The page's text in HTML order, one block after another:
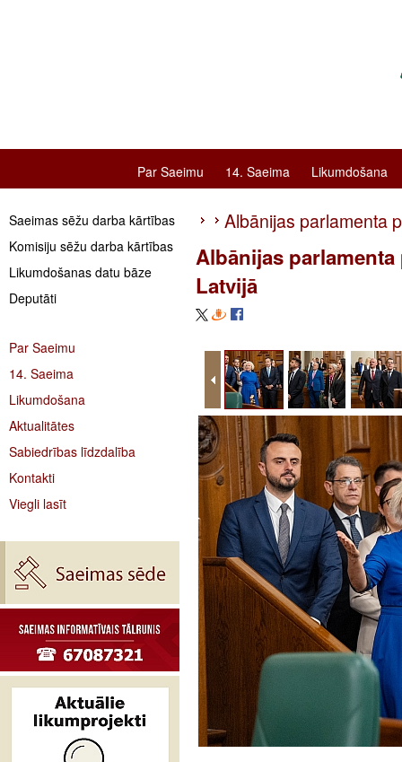
Par Saeimu 14. Saeima Likumdošana
Saeimas sēžu darba kārtības
Komisiju sēžu darba kārtības
Likumdošanas datu bāze
Deputāti
Par Saeimu
14. Saeima
Likumdošana
Aktualitātes
Sabiedrības līdzdalība
Kontakti
Viegli lasīt
Albānijas parlamenta
Albānijas
Latvijā